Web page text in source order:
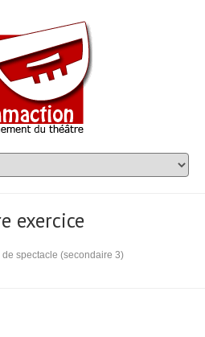
exercice
spectacle (secondaire 3)